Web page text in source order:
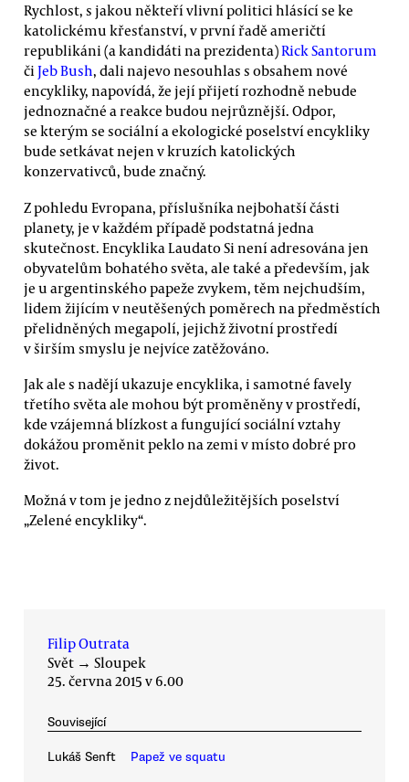
Rychlost, s jakou někteří vlivní politici hlásící se ke
katolickému křesťanství, v první řadě američtí
republikáni (a kandidáti na prezidenta)Rick Santorum
čiJeb Bush, dali najevo nesouhlas s obsahem nové
encykliky, napovídá, že její přijetí rozhodně nebude
jednoznačné a reakce budou nejrůznější. Odpor,
se kterým se sociální a ekologické poselství encykliky
bude setkávat nejen v kruzích katolických
konzervativců, bude značný.
Z pohledu Evropana, příslušníka nejbohatší části
planety, je v každém případě podstatná jedna
skutečnost. Encyklika Laudato Si není adresována jen
obyvatelům bohatého světa, ale také a především, jak
je u argentinského papeže zvykem, těm nejchudším,
lidem žijícím v neutěšených poměrech na předměstích
přelidněných megapolí, jejichž životní prostředí
v širším smyslu je nejvíce zatěžováno.
Jak ale s nadějí ukazuje encyklika, i samotné favely
třetího světa ale mohou být proměněny v prostředí,
kde vzájemná blízkost a fungující sociální vztahy
dokážou proměnit peklo na zemi v místo dobré pro
život.
Možná v tom je jedno z nejdůležitějších poselství
„Zelené encykliky“.
Filip Outrata
Svět → Sloupek
25. června 2015 v 6.00
Související
Lukáš Senft Papež ve squatu